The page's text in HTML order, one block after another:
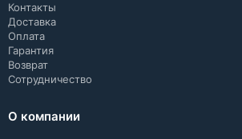
Контакты
Доставка
Оплата
Гарантия
Возврат
Сотрудничество
О компании